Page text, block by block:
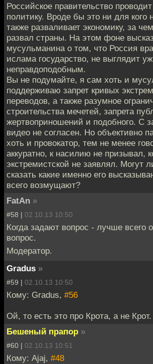
Российское правительство
политику. Вроде бы это ни для кого
также разваливает экономику, за
развал страны. На этом фоне
мусульманина о том, что Россия
ислама государство, не выглядит
неправдоподобным.
Вы не подумайте, я сам хоть и
поддерживаю запрет кривых
переводов, а также разумное
строительства мечетей, запрета
жертвоприношений и подобного. С
видео не согласен. Но объективно
хоть и провокатор, тем не менее
аккуратно, к насилию не призывал,
экстремистской не заявлял. Могут
сказать какие именно его
всего возмущают?
FatAn »
#58 | 02.10.13 10:50
Когда задают вопрос - лучше всего
вопрос.
Модератор.
Gradus »
#59 | 02.10.13 10:50
Кому: Gradus, #56
Ой, то есть это про Крота, а не Крот.
Бешеный прапор »
#60 | 02.10.13 10:51
Кому: Ajaj, #48